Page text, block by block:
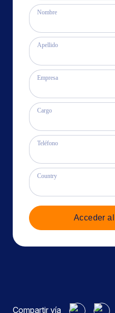
Nombre
Apellido
Empresa
Cargo
Teléfono
Country
Acceder
Compartir vía